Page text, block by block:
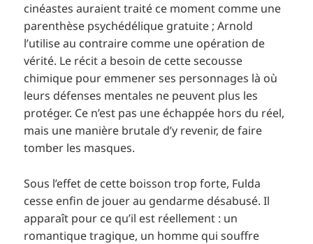
cinéastes auraient traité ce moment comme une
parenthèse psychédélique gratuite ; Arnold
l’utilise au contraire comme une opération de
vérité. Le récit a besoin de cette secousse
chimique pour emmener ses personnages là où
leurs défenses mentales ne peuvent plus les
protéger. Ce n’est pas une échappée hors du réel,
mais une manière brutale d’y revenir, de faire
tomber les masques.
Sous l’effet de cette boisson trop forte, Fulda
cesse enfin de jouer au gendarme désabusé. Il
apparaît pour ce qu’il est réellement : un
romantique tragique, un homme qui souffre